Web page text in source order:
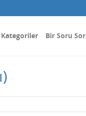
Kategoriler Bir Soru Sor